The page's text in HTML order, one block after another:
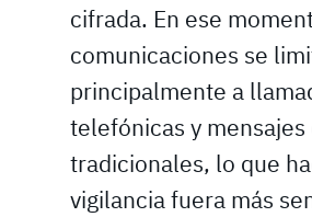
cifrada. En ese
comunicaciones se
principalmente a
telefónicas y
tradicionales, lo que
vigilancia fuera más